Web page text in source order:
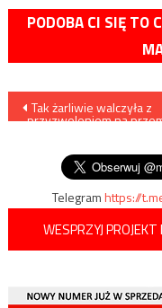
PODOBA CI SIĘ TO
Nawigacja
Tak żarliwie walczyła z
„przyzwoleniem na
Telegramhttps://
WESPRZYJ